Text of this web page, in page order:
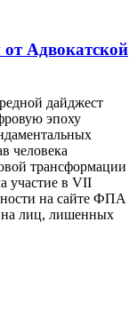
Адвокатской
дайджест
эпоху
человека
трансформации
участие в VII
на сайте ФПА
лиц, лишенных